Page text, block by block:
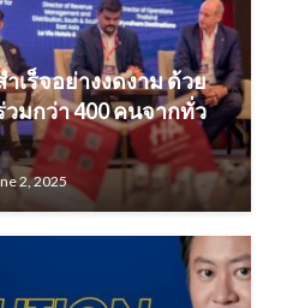
เร็จอย่างงดงาม ด้วย
มกว่า 400 คนจากทั่ว
2, 2025